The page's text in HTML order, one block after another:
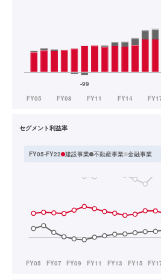
セグメント利益率
FY05-FY22 建設事業 不動産事業 金融事業